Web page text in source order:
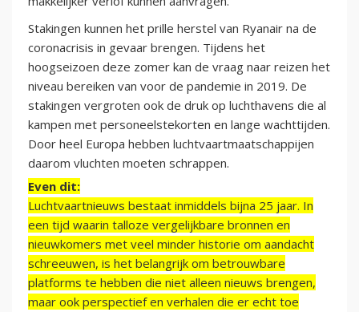
Stakingen kunnen het prille herstel van Ryanair na de
coronacrisis in gevaar brengen. Tijdens het
hoogseizoen deze zomer kan de vraag naar reizen het
niveau bereiken van voor de pandemie in 2019. De
stakingen vergroten ook de druk op luchthavens die al
kampen met personeelstekorten en lange wachttijden.
Door heel Europa hebben luchtvaartmaatschappijen
daarom vluchten moeten schrappen.
Even dit:
Luchtvaartnieuws bestaat inmiddels bijna 25 jaar. In
een tijd waarin talloze vergelijkbare bronnen en
nieuwkomers met veel minder historie om aandacht
schreeuwen, is het belangrijk om betrouwbare
platforms te hebben die niet alleen nieuws brengen,
maar ook perspectief en verhalen die er echt toe